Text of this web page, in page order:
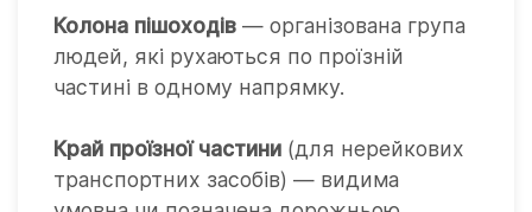
Колона пішоходів — організована група
людей, які рухаються по проїзній
частині в одному напрямку.
Край проїзної частини (для нерейкових
транспортних засобів) — видима